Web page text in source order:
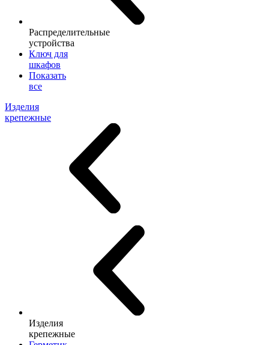
Распределительные
устройства
Ключ для
шкафов
Показать
все
Изделия
крепежные
Изделия
крепежные